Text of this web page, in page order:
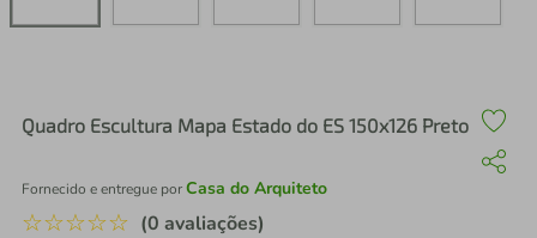
Quadro Escultura Mapa Estado do ES 150x126 Preto
Fornecido e entregue porCasa do Arquiteto
☆☆☆☆☆ (0 avaliações)